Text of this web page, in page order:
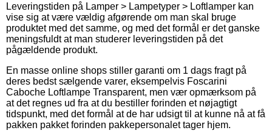
Leveringstiden på Lamper > Lampetyper > Loftlamper kan
vise sig at være vældig afgørende om man skal bruge
produktet med det samme, og med det formål er det ganske
meningsfuldt at man studerer leveringstiden på det
pågældende produkt.
En masse online shops stiller garanti om 1 dags fragt på
deres bedst sælgende varer, eksempelvis Foscarini
Caboche Loftlampe Transparent, men vær opmærksom på
at det regnes ud fra at du bestiller forinden et nøjagtigt
tidspunkt, med det formål at de har udsigt til at kunne nå at få
pakken pakket forinden pakkepersonalet tager hjem.